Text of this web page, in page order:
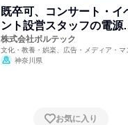
既卒可、コンサート・イ
ント設営スタッフの電源
門
株式会社ボルテック
文化・教養・娯楽、広告・メディア・マ
ミ、電力・ガス・水道・エネルギー
神奈川県
お気に入り